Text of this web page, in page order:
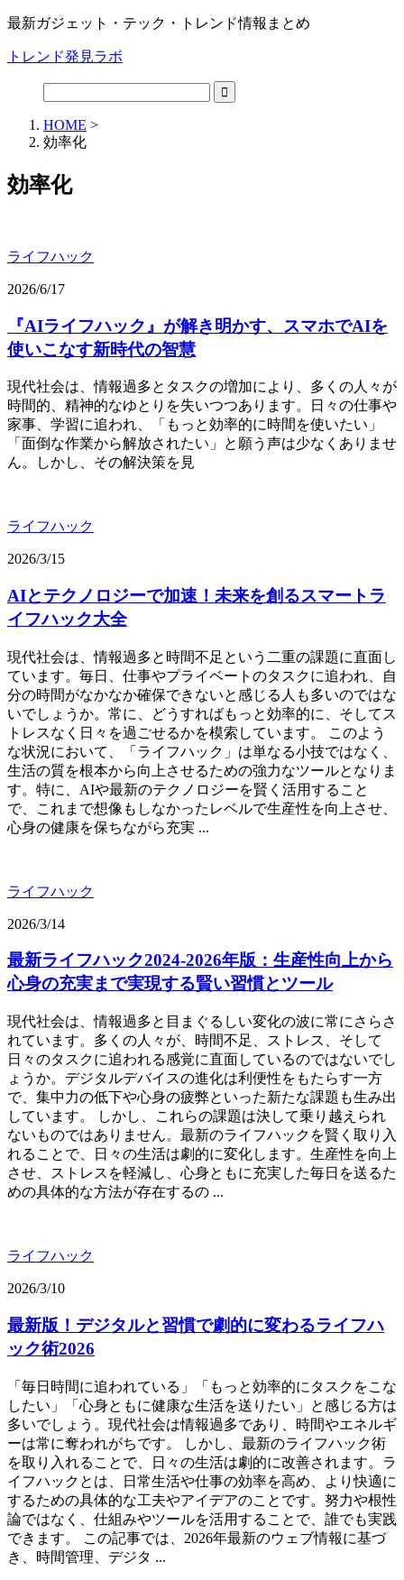
最新ガジェット・テック・トレンド情報まとめ
トレンド発見ラボ
HOME >
効率化
効率化
ライフハック
2026/6/17
『AIライフハック』が解き明かす、スマホでAIを
使いこなす新時代の智慧
現代社会は、情報過多とタスクの増加により、多くの人々が
時間的、精神的なゆとりを失いつつあります。日々の仕事や
家事、学習に追われ、「もっと効率的に時間を使いたい」
「面倒な作業から解放されたい」と願う声は少なくありませ
ん。しかし、その解決策を見
ライフハック
2026/3/15
AIとテクノロジーで加速！未来を創るスマートラ
イフハック大全
現代社会は、情報過多と時間不足という二重の課題に直面し
ています。毎日、仕事やプライベートのタスクに追われ、自
分の時間がなかなか確保できないと感じる人も多いのではな
いでしょうか。常に、どうすればもっと効率的に、そしてス
トレスなく日々を過ごせるかを模索しています。 このよう
な状況において、「ライフハック」は単なる小技ではなく、
生活の質を根本から向上させるための強力なツールとなりま
す。特に、AIや最新のテクノロジーを賢く活用すること
で、これまで想像もしなかったレベルで生産性を向上させ、
心身の健康を保ちながら充実 ...
ライフハック
2026/3/14
最新ライフハック2024-2026年版：生産性向上から
心身の充実まで実現する賢い習慣とツール
現代社会は、情報過多と目まぐるしい変化の波に常にさらさ
れています。多くの人々が、時間不足、ストレス、そして
日々のタスクに追われる感覚に直面しているのではないでし
ょうか。デジタルデバイスの進化は利便性をもたらす一方
で、集中力の低下や心身の疲弊といった新たな課題も生み出
しています。 しかし、これらの課題は決して乗り越えられ
ないものではありません。最新のライフハックを賢く取り入
れることで、日々の生活は劇的に変化します。生産性を向上
させ、ストレスを軽減し、心身ともに充実した毎日を送るた
めの具体的な方法が存在するの ...
ライフハック
2026/3/10
最新版！デジタルと習慣で劇的に変わるライフハ
ック術2026
「毎日時間に追われている」「もっと効率的にタスクをこな
したい」「心身ともに健康な生活を送りたい」と感じる方は
多いでしょう。現代社会は情報過多であり、時間やエネルギ
ーは常に奪われがちです。 しかし、最新のライフハック術
を取り入れることで、日々の生活は劇的に改善されます。ラ
イフハックとは、日常生活や仕事の効率を高め、より快適に
するための具体的な工夫やアイデアのことです。努力や根性
論ではなく、仕組みやツールを活用することで、誰でも実践
できます。 この記事では、2026年最新のウェブ情報に基づ
き、時間管理、デジタ ...